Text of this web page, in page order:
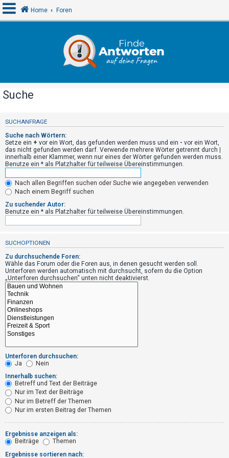
e
e
n
e
g
i
s
r
i
e
r
e
n
n
b
e
a
n
t
w
o
r
Home Foren
Suche
SUCHANFRAGE
Suche nach Wörtern:
Setze ein + vor ein Wort, das gefunden werden muss und ein - vor ein Wort,
das nicht gefunden werden darf. Verwende mehrere Wörter getrennt durch |
innerhalb einer Klammer, wenn nur eines der Wörter gefunden werden muss.
Benutze ein * als Platzhalter für teilweise Übereinstimmungen.
Nach allen Begriffen suchen oder Suche wie angegeben verwenden
Nach einem Begriff suchen
Zu suchender Autor:
Benutze ein * als Platzhalter für teilweise Übereinstimmungen.
SUCHOPTIONEN
Zu durchsuchende Foren:
Wähle das Forum oder die Foren aus, in denen gesucht werden soll.
Unterforen werden automatisch mit durchsucht, sofern du die Option
„Unterforen durchsuchen“ unten nicht deaktivierst.
Unterforen durchsuchen:
Ja
Nein
Innerhalb suchen:
Betreff und Text der Beiträge
Nur im Text der Beiträge
Nur im Betreff der Themen
Nur im ersten Beitrag der Themen
Ergebnisse anzeigen als:
Beiträge
Themen
Ergebnisse sortieren nach: